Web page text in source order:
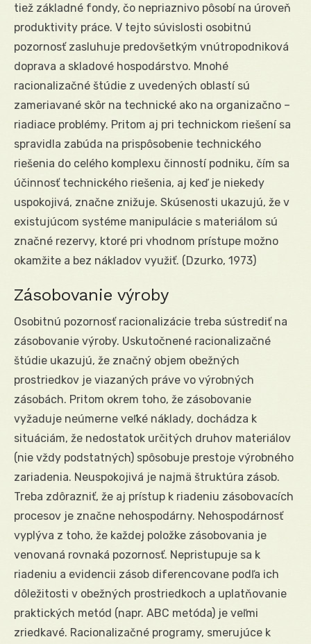
tiež základné fondy, čo nepriaznivo pôsobí na úroveň
produktivity práce. V tejto súvislosti osobitnú
pozornosť zasluhuje predovšetkým vnútropodniková
doprava a skladové hospodárstvo. Mnohé
racionalizačné štúdie z uvedených oblastí sú
zameriavané skôr na technické ako na organizačno –
riadiace problémy. Pritom aj pri technickom riešení sa
spravidla zabúda na prispôsobenie technického
riešenia do celého komplexu činností podniku, čím sa
účinnosť technického riešenia, aj keď je niekedy
uspokojivá, značne znižuje. Skúsenosti ukazujú, že v
existujúcom systéme manipulácie s materiálom sú
značné rezervy, ktoré pri vhodnom prístupe možno
okamžite a bez nákladov využiť. (Dzurko, 1973)
Zásobovanie výroby
Osobitnú pozornosť racionalizácie treba sústrediť na
zásobovanie výroby. Uskutočnené racionalizačné
štúdie ukazujú, že značný objem obežných
prostriedkov je viazaných práve vo výrobných
zásobách. Pritom okrem toho, že zásobovanie
vyžaduje neúmerne veľké náklady, dochádza k
situáciám, že nedostatok určitých druhov materiálov
(nie vždy podstatných) spôsobuje prestoje výrobného
zariadenia. Neuspokojivá je najmä štruktúra zásob.
Treba zdôrazniť, že aj prístup k riadeniu zásobovacích
procesov je značne nehospodárny. Nehospodárnosť
vyplýva z toho, že každej položke zásobovania je
venovaná rovnaká pozornosť. Nepristupuje sa k
riadeniu a evidencii zásob diferencovane podľa ich
dôležitosti v obežných prostriedkoch a uplatňovanie
praktických metód (napr. ABC metóda) je veľmi
zriedkavé. Racionalizačné programy, smerujúce k